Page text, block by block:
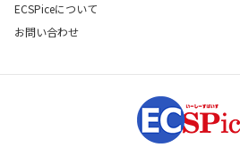
ECSPiceについて
お問い合わせ